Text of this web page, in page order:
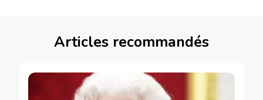
Articles recommandés